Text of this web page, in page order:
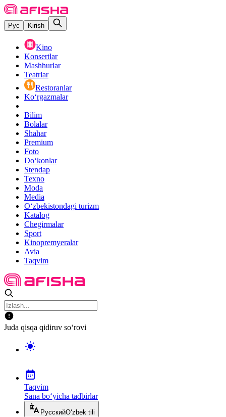
Рус Kirish
Kino
Konsertlar
Mashhurlar
Teatrlar
Restoranlar
Ko‘rgazmalar
Bilim
Bolalar
Shahar
Premium
Foto
Do‘konlar
Stendap
Texno
Moda
Media
O‘zbekistondagi turizm
Katalog
Chegirmalar
Sport
Kinopremyeralar
Avia
Taqvim
Juda qisqa qidiruv so‘rovi
Taqvim
Sana bo‘yicha tadbirlar
РусскийO‘zbek tili